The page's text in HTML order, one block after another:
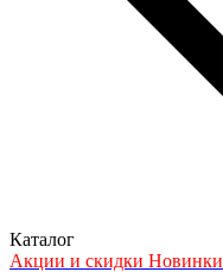
Каталог
Акции и скидки Новинки